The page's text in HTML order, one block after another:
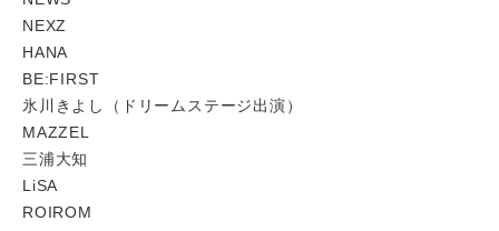
NEXZ
HANA
BE:FIRST
氷川きよし（ドリームステージ出演）
MAZZEL
三浦大知
LiSA
ROIROM